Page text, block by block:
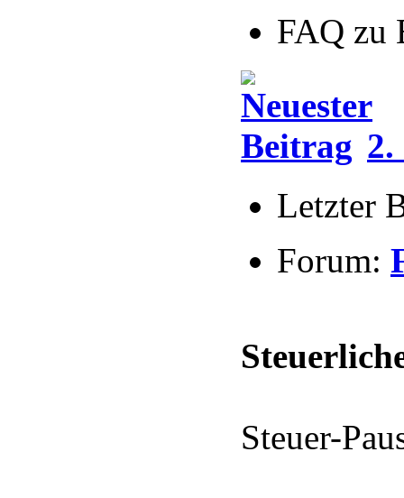
FAQ zu
2.
Letzter
Forum:
Steuer-